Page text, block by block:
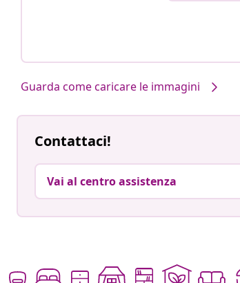
Guarda come caricare le immagini
Contattaci!
Vai al centro assistenza